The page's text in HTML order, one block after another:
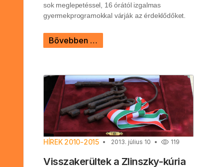
sok meglepetéssel, 16 órától izgalmas
gyermekprogramokkal várják az érdeklődőket.
Bővebben …
HÍREK 2010-2015 2013. július 10 119
Visszakerültek a Zlinszky-kúria